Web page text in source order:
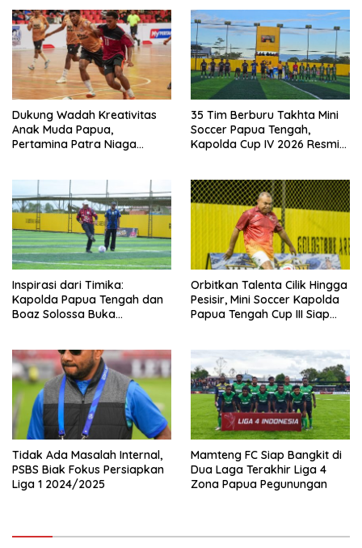
Dukung Wadah Kreativitas
Anak Muda Papua,
Pertamina Patra Niaga
Competition 2026
35 Tim Berburu Takhta Mini
Soccer Papua Tengah,
Kapolda Cup IV 2026 Resmi
Inspirasi dari Timika:
Kapolda Papua Tengah dan
Boaz Solossa Buka
Bola
Orbitkan Talenta Cilik Hingga
Pesisir, Mini Soccer Kapolda
Papua Tengah Cup III Siap
Tidak Ada Masalah Internal,
PSBS Biak Fokus Persiapkan
Liga 1 2024/2025
Mamteng FC Siap Bangkit di
Dua Laga Terakhir Liga 4
Zona Papua Pegunungan